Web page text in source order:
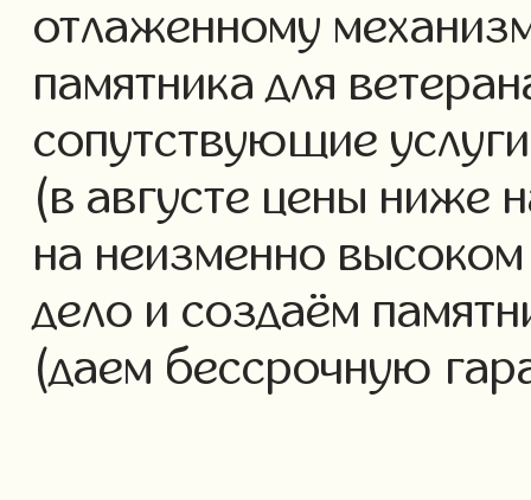
отлаженному
памятника для
сопутствующие
(в августе цены ниже
на неизменно
дело и создаём
(даем бессрочную